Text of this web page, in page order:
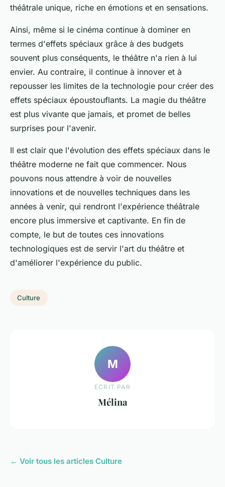
théâtrale unique, riche en émotions et en sensations.
Ainsi, même si le cinéma continue à dominer en
termes d'effets spéciaux grâce à des budgets
souvent plus conséquents, le théâtre n'a rien à lui
envier. Au contraire, il continue à innover et à
repousser les limites de la technologie pour créer des
effets spéciaux époustouflants. La magie du théâtre
est plus vivante que jamais, et promet de belles
surprises pour l'avenir.
Il est clair que l'évolution des effets spéciaux dans le
théâtre moderne ne fait que commencer. Nous
pouvons nous attendre à voir de nouvelles
innovations et de nouvelles techniques dans les
années à venir, qui rendront l'expérience théâtrale
encore plus immersive et captivante. En fin de
compte, le but de toutes ces innovations
technologiques est de servir l'art du théâtre et
d'améliorer l'expérience du public.
Culture
M
ECRIT PAR
Mélina
← Voir tous les articles Culture